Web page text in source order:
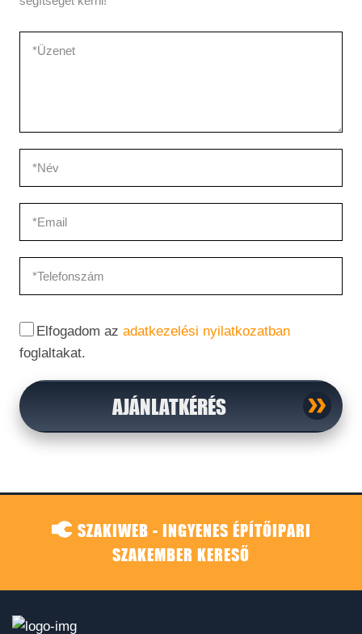
Elfogadom az adatkezelési nyilatkozatban
foglaltakat.
AJÁNLATKÉRÉS
SZAKIWEB - INGYENES ÉPÍTŐIPARI
SZAKEMBER KERESŐ